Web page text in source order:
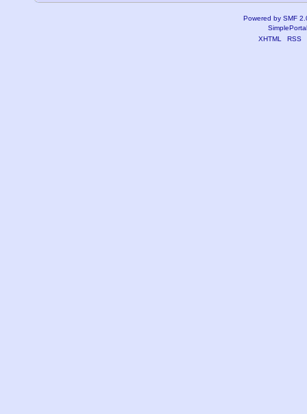
Powered by SMF
XHTML
RSS